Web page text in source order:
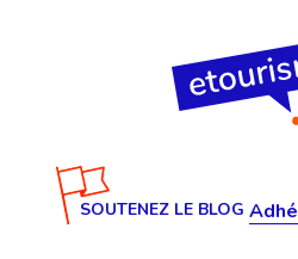
SOUTENEZ LE BLOG